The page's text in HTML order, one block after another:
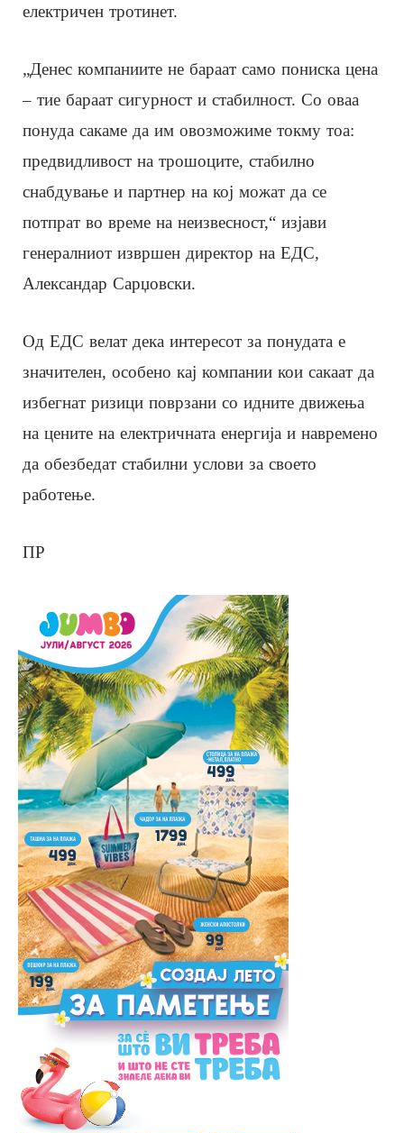
електричен тротинет.
„Денес компаниите не бараат само пониска цена
– тие бараат сигурност и стабилност. Со оваа
понуда сакаме да им овозможиме токму тоа:
предвидливост на трошоците, стабилно
снабдување и партнер на кој можат да се
потпрат во време на неизвесност,“ изјави
генералниот извршен директор на ЕДС,
Александар Сарџовски.
Од ЕДС велат дека интересот за понудата е
значителен, особено кај компании кои сакаат да
избегнат ризици поврзани со идните движења
на цените на електричната енергија и навремено
да обезбедат стабилни услови за своето
работење.
ПР